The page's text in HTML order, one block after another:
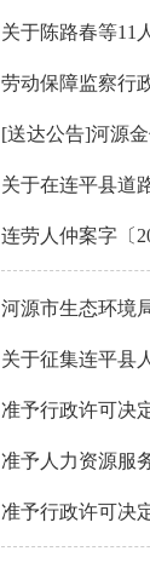
关于陈路春等11
劳动保障监察行
[送达公告]河源
关于在连平县道
连劳人仲案字〔
河源市生态环境
关于征集连平县
准予行政许可决
准予人力资源服
准予行政许可决